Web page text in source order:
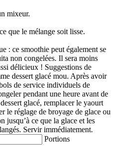
mixeur.
que le mélange soit lisse.
: ce smoothie peut également se
non congelées. Il sera moins
délicieux ! Suggestions de
dessert glacé mou. Après avoir
de service individuels de
pendant une heure avant de
glacé, remplacer le yaourt
le réglage de broyage de glace ou
jusqu’à ce que la glace et les
Servir immédiatement.
Portions